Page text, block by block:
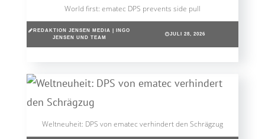
World first: ematec DPS prevents side pull
REDAKTION JENSEN MEDIA | INGO
JENSEN UND TEAM
JULI 28, 2026
Weltneuheit: DPS von ematec verhindert den Schrägzug